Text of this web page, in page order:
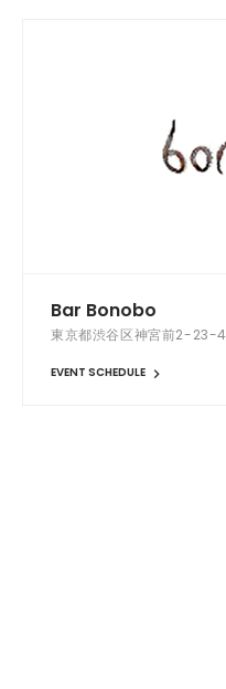
Bar Bonobo
東京都渋谷区神宮前2-23-4
EVENT SCHEDULE